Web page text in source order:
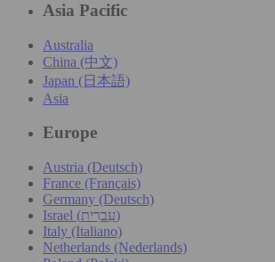
Asia Pacific
Australia
China (中文)
Japan (日本語)
Asia
Europe
Austria (Deutsch)
France (Français)
Germany (Deutsch)
Israel (עִברִית)
Italy (Italiano)
Netherlands (Nederlands)